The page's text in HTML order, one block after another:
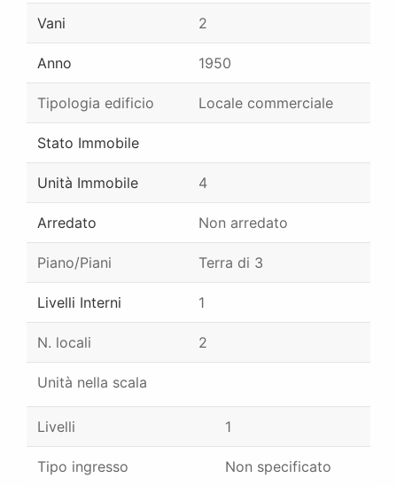
Vani 2
Anno 1950
Tipologia edificio Locale commerciale
Stato Immobile
Unità Immobile 4
Arredato Non arredato
Piano/Piani Terra di 3
Livelli Interni 1
N. locali 2
Unità nella scala
Livelli 1
Tipo ingresso Non specificato